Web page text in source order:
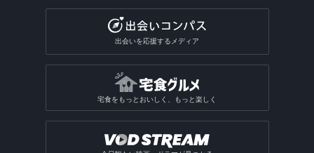
出会いを応援するメディア
宅食をもっとおいしく、もっと楽しく